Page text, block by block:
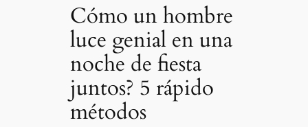
Cómo un hombre
luce genial en una
noche de fiesta
juntos? 5 rápido
métodos